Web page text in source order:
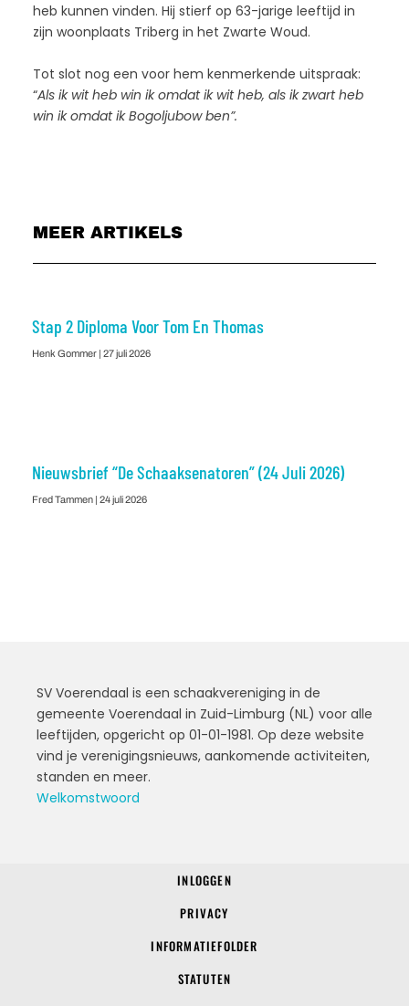
heb kunnen vinden. Hij stierf op 63-jarige leeftijd in
zijn woonplaats Triberg in het Zwarte Woud.
Tot slot nog een voor hem kenmerkende uitspraak:
“Als ik wit heb win ik omdat ik wit heb, als ik zwart heb
win ik omdat ik Bogoljubow ben”.
MEER ARTIKELS
Stap 2 Diploma Voor Tom En Thomas
Henk Gommer 27 juli 2026
Nieuwsbrief “De Schaaksenatoren” (24 Juli 2026)
Fred Tammen 24 juli 2026
SV Voerendaal is een schaakvereniging in de
gemeente Voerendaal in Zuid-Limburg (NL) voor alle
leeftijden, opgericht op 01-01-1981. Op deze website
vind je verenigingsnieuws, aankomende activiteiten,
standen en meer.
Welkomstwoord
INLOGGEN
PRIVACY
INFORMATIEFOLDER
STATUTEN
© 2022 SV Voerendaal